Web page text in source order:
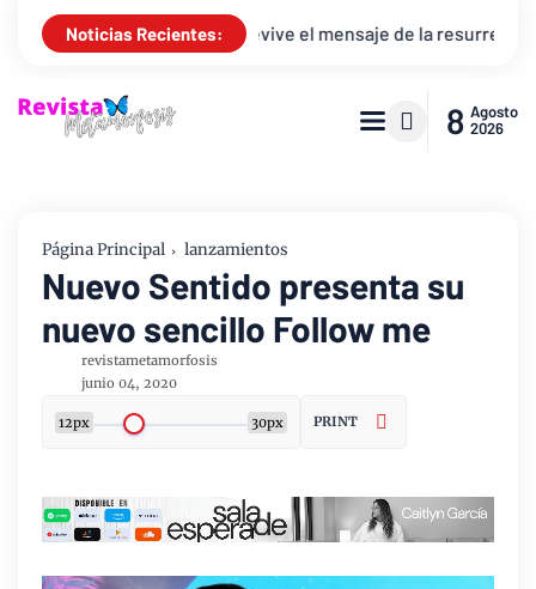
Noticias Recientes:
Callazans revive el mensaje de la resurrección “Juan 20 +
8 Agosto
2026
Página Principal lanzamientos
Nuevo Sentido presenta su
nuevo sencillo Follow me
revistametamorfosis
junio 04, 2020
12px 30px PRINT